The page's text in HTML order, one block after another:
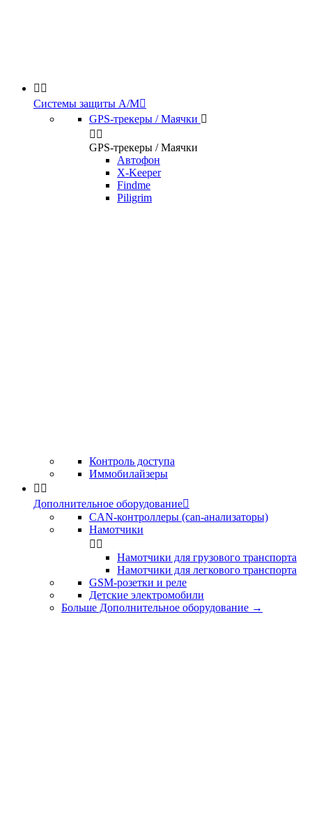
 
Системы защиты А/М
GPS-трекеры / Маячки 
 
GPS-трекеры / Маячки
Автофон
X-Keeper
Findme
Piligrim
Контроль доступа
Иммобилайзеры
 
Дополнительное оборудование
CAN-контроллеры (can-анализаторы)
Намотчики
 
Намотчики для грузового транспорта
Намотчики для легкового транспорта
GSM-розетки и реле
Детские электромобили
Больше Дополнительное оборудование →